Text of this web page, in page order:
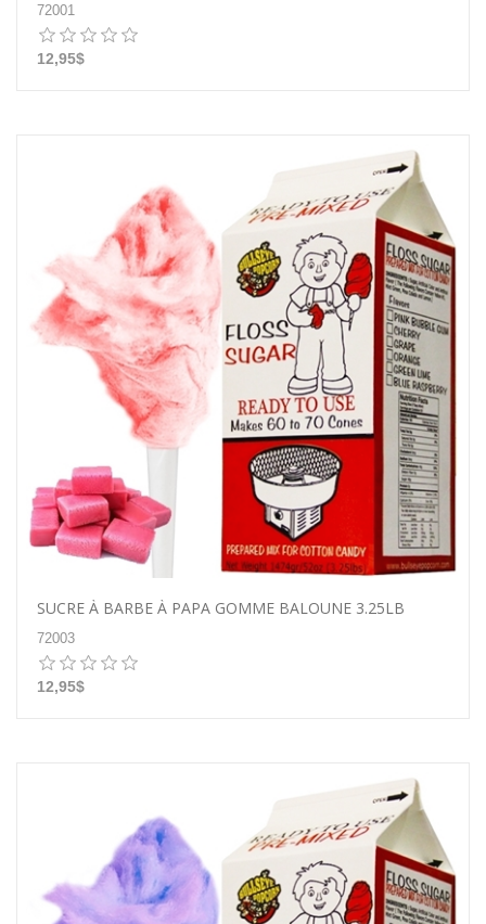
72001
12,95$
SUCRE À BARBE À PAPA GOMME BALOUNE 3.25LB
72003
12,95$